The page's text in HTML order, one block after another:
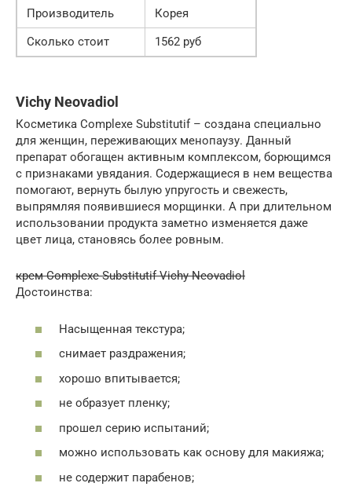
Производитель
Корея
Сколько стоит
1562 руб
Vichy Neovadiol
Косметика Complexe Substitutif – создана специально
для женщин, переживающих менопаузу. Данный
препарат обогащен активным комплексом, борющимся
с признаками увядания. Содержащиеся в нем вещества
помогают, вернуть былую упругость и свежесть,
выпрямляя появившиеся морщинки. А при длительном
использовании продукта заметно изменяется даже
цвет лица, становясь более ровным.
крем Complexe Substitutif Vichy Neovadiol
Достоинства:
Насыщенная текстура;
снимает раздражения;
хорошо впитывается;
не образует пленку;
прошел серию испытаний;
можно использовать как основу для макияжа;
не содержит парабенов;